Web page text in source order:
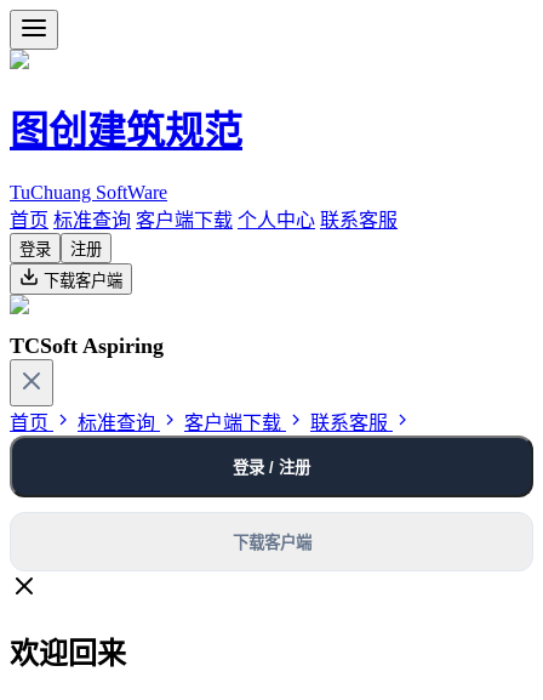
图创建筑规范
TuChuang SoftWare
首页 标准查询 客户端下载 个人中心 联系客服
登录
注册
下载客户端
TCSoft Aspiring
首页 标准查询 客户端下载 联系客服
登录 / 注册
下载客户端
欢迎回来